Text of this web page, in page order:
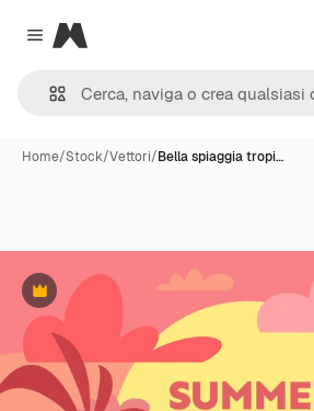
Close menu
Magnific
Home/Stock/Vettori/Bella spiaggia tropi…
Premium